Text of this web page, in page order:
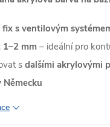
fix s ventilovým
mm – ideální pro
sdalšími akrylovými